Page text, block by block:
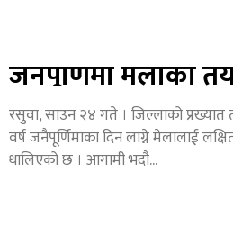
जनैपूर्णिमा मेलाको
रसुवा, साउन २४ गते । जिल्लाको प्रख्यात
वर्ष जनैपूर्णिमाका दिन लाग्ने मेलालाई
थालिएको छ । आगामी भदौ